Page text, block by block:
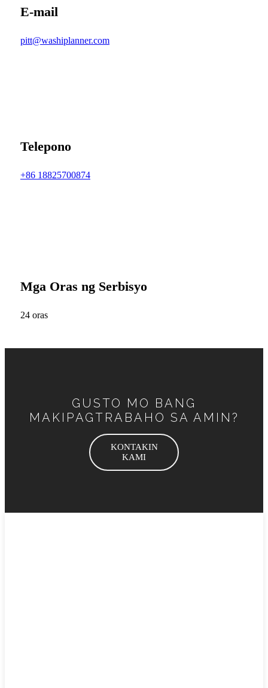
E-mail
pitt@washiplanner.com
Telepono
+86 18825700874
Mga Oras ng Serbisyo
24 oras
GUSTO MO BANG
MAKIPAGTRABAHO SA AMIN?
KONTAKIN
KAMI